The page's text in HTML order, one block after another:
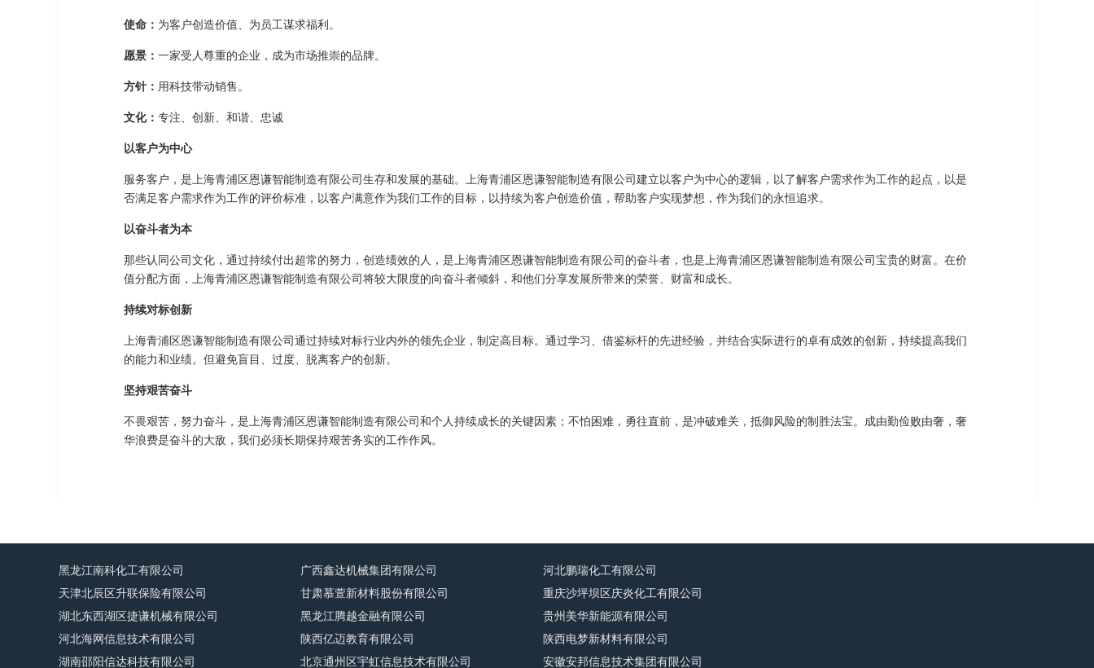
使命： 为客户创造价值、为员工谋求福利。
愿景： 一家受人尊重的企业，成为市场推崇的品牌。
方针： 用科技带动销售。
文化： 专注、创新、和谐、忠诚
以客户为中心
服务客户，是上海青浦区恩谦智能制造有限公司生存和发展的基础。上海青浦区恩谦智能制造有限公司建立以客户为中心的逻辑，以了解客户需求作为工作的起点，以是
否满足客户需求作为工作的评价标准，以客户满意作为我们工作的目标，以持续为客户创造价值，帮助客户实现梦想，作为我们的永恒追求。
以奋斗者为本
那些认同公司文化，通过持续付出超常的努力，创造绩效的人，是上海青浦区恩谦智能制造有限公司的奋斗者，也是上海青浦区恩谦智能制造有限公司宝贵的财富。在价
值分配方面，上海青浦区恩谦智能制造有限公司将较大限度的向奋斗者倾斜，和他们分享发展所带来的荣誉、财富和成长。
持续对标创新
上海青浦区恩谦智能制造有限公司通过持续对标行业内外的领先企业，制定高目标。通过学习、借鉴标杆的先进经验，并结合实际进行的卓有成效的创新，持续提高我们
的能力和业绩。但避免盲目、过度、脱离客户的创新。
坚持艰苦奋斗
不畏艰苦，努力奋斗，是上海青浦区恩谦智能制造有限公司和个人持续成长的关键因素；不怕困难，勇往直前，是冲破难关，抵御风险的制胜法宝。成由勤俭败由奢，奢
华浪费是奋斗的大敌，我们必须长期保持艰苦务实的工作作风。
黑龙江南科化工有限公司 广西鑫达机械集团有限公司
河北鹏瑞化工有限公司
天津北辰区升联保险有限公司
甘肃慕萱新材料股份有限公司
重庆沙坪坝区庆炎化工有限公司
湖北东西湖区捷谦机械有限公司
黑龙江腾越金融有限公司
贵州美华新能源有限公司
河北海网信息技术有限公司
陕西亿迈教育有限公司
陕西电梦新材料有限公司
湖南邵阳信达科技有限公司
北京通州区宇虹信息技术有限公司 安徽安邦信息技术集团有限公司